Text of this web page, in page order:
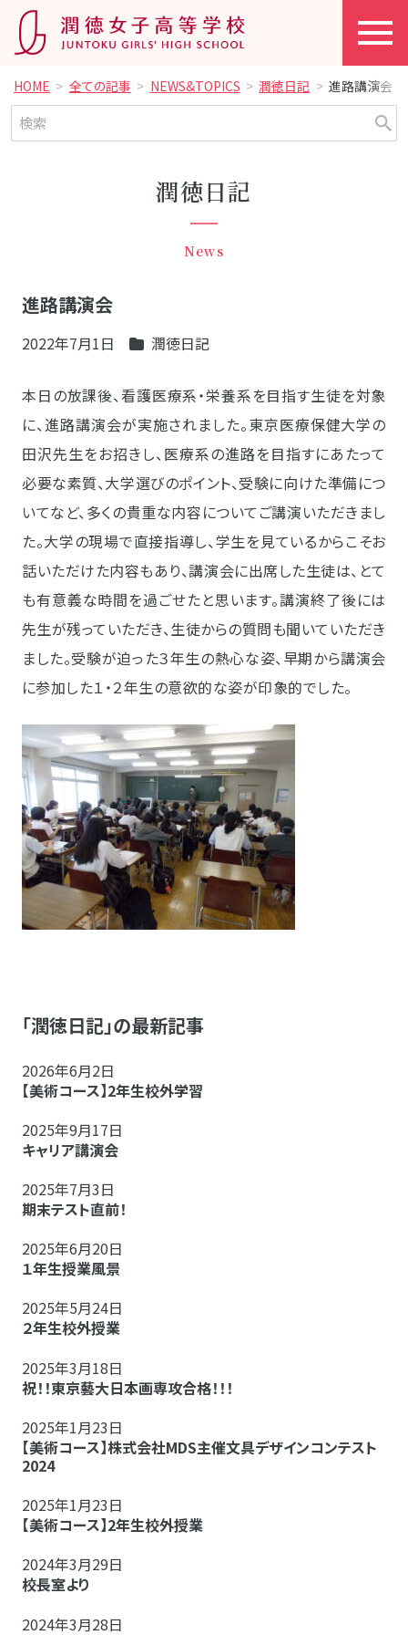
HOME 全ての記事 NEWS&TOPICS 潤徳日記 進路講演会
潤徳日記
News
進路講演会
2022年7月1日 潤徳日記
本日の放課後、看護医療系・栄養系を目指す生徒を対象
に、進路講演会が実施されました。東京医療保健大学の
田沢先生をお招きし、医療系の進路を目指すにあたって
必要な素質、大学選びのポイント、受験に向けた準備につ
いてなど、多くの貴重な内容についてご講演いただきまし
た。大学の現場で直接指導し、学生を見ているからこそお
話いただけた内容もあり、講演会に出席した生徒は、とて
も有意義な時間を過ごせたと思います。講演終了後には
先生が残っていただき、生徒からの質問も聞いていただき
ました。受験が迫った３年生の熱心な姿、早期から講演会
に参加した１・２年生の意欲的な姿が印象的でした。
「潤徳日記」の最新記事
2026年6月2日
【美術コース】2年生校外学習
2025年9月17日
キャリア講演会
2025年7月3日
期末テスト直前！
2025年6月20日
１年生授業風景
2025年5月24日
２年生校外授業
2025年3月18日
祝！！東京藝大日本画専攻合格！！！
2025年1月23日
【美術コース】株式会社MDS主催文具デザインコンテスト
2024
2025年1月23日
【美術コース】2年生校外授業
2024年3月29日
校長室より
2024年3月28日